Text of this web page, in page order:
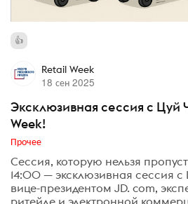
Retail Week
18 сен 2025
Эксклюзивная сессия с
Week!
Прочее
Сессия, которую нельзя
14:00 — эксклюзивная сессия
вице-президентом JD. com,
ритейле и электронной